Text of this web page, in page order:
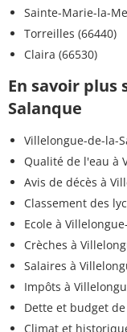
Sainte-Marie-la-
Torreilles (66440)
Claira (66530)
En savoir plus
Salanque
Villelongue-de-la-
Qualité de l'eau à
Avis de décès à
Classement des
Ecole à
Crèches à
Salaires à
Impôts à
Dette et budget
Climat et